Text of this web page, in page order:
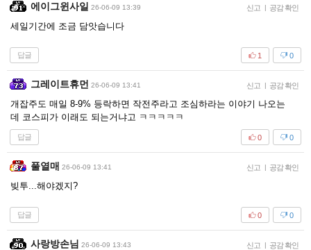
에이그윈사일 26-06-09 13:39 신고 | 공감 확인
세일기간에 조금 담앗습니다
답글 0
1
그레이트휴먼 26-06-09 13:41 신고 | 공감 확인
개잡주도 매일 8-9% 등락하면 작전주라고 조심하라는 이야기 나오는
데 코스피가 이래도 되는거냐고 ㅋㅋㅋㅋㅋ
답글 0
0
풀열매 26-06-09 13:41 신고 | 공감 확인
빚투...해야겠지?
답글 0
0
사랑방손님 26-06-09 13:43 신고 | 공감 확인